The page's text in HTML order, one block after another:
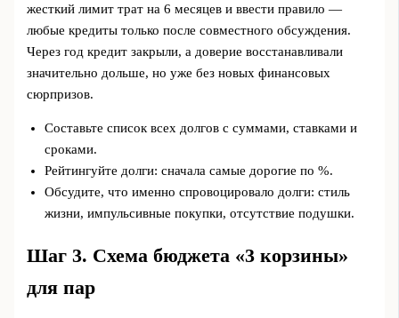
жесткий лимит трат на 6 месяцев и ввести правило —
любые кредиты только после совместного обсуждения.
Через год кредит закрыли, а доверие восстанавливали
значительно дольше, но уже без новых финансовых
сюрпризов.
Составьте список всех долгов с суммами, ставками и
сроками.
Рейтингуйте долги: сначала самые дорогие по %.
Обсудите, что именно спровоцировало долги: стиль
жизни, импульсивные покупки, отсутствие подушки.
Шаг 3. Схема бюджета «3 корзины»
для пар